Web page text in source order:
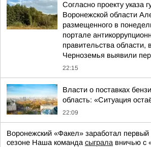
Согласно проекту указа
Воронежской области
размещенного в
портале
правительства области,
Черноземья выявили
22:15
Власти о поставках
область: «Ситуация
22:09
Воронежский «Факел» заработал
сезоне Наша команда сыграла вничью с